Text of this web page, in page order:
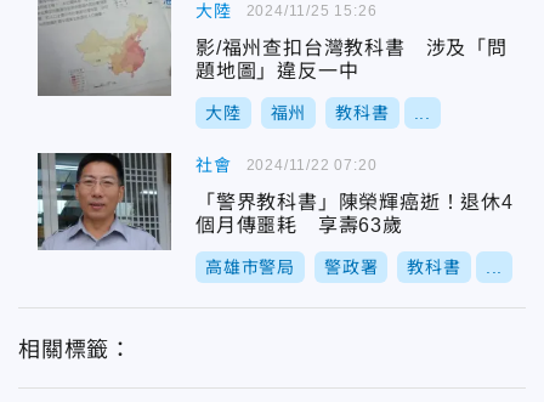
大陸
影/福州查扣台灣教科書 涉及「問
題地圖」違反一中
大陸 福州 教科書
2024/11/25 15:26
社會
「警界教科書」陳榮輝癌逝！退休4
個月傳噩耗 享壽63歲
高雄市警局 警政署 教科書
2024/11/22 07:20
相關標籤：